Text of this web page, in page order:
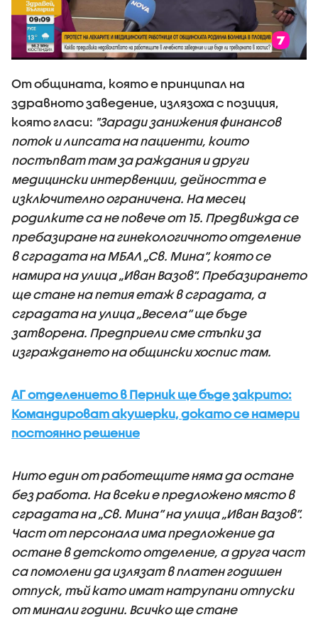
От общината, която е принципал на
здравното заведение, излязоха с позиция,
която гласи: "Заради занижения финансов
поток и липсата на пациенти, които
постъпват там за раждания и други
медицински интервенции, дейността е
изключително ограничена. На месец
родилките са не повече от 15. Предвижда се
пребазиране на гинекологичното отделение
в сградата на МБАЛ „Св. Мина“, която се
намира на улица „Иван Вазов“. Пребазирането
ще стане на петия етаж в сградата, а
сградата на улица „Весела“ ще бъде
затворена. Предприели сме стъпки за
изграждането на общински хоспис там.
АГ отделението в Перник ще бъде закрито:
Командироват акушерки, докато се намери
постоянно решение
Нито един от работещите няма да остане
без работа. На всеки е предложено място в
сградата на „Св. Мина“ на улица „Иван Вазов“.
Част от персонала има предложение да
остане в детското отделение, а друга част
са помолени да излязат в платен годишен
отпуск, тъй като имат натрупани отпуски
от минали години. Всичко ще стане